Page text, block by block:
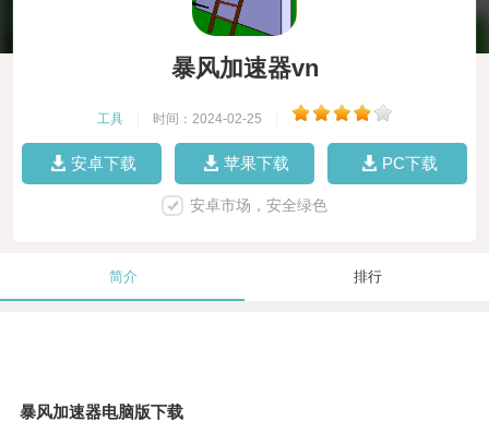
暴风加速器vn
工具 时间：2024-02-25
安卓下载 苹果下载 PC下载
安卓市场，安全绿色
简介 排行
暴风加速器电脑版下载